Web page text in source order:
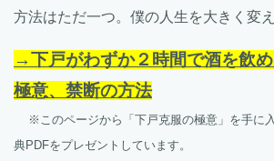
方法はただ一つ。僕の人生を大きく変
→下戸がわずか２時間で酒を飲
極意、禁断の方法
※このページから「下戸克服の極意」を手に
典PDFをプレゼントしています。